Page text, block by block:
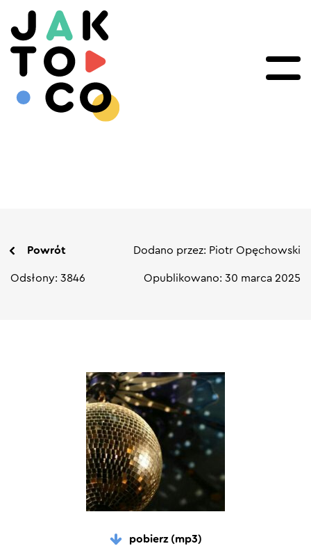
Powrót Dodano przez: Piotr Opęchowski
Odsłony: 3846 Opublikowano: 30 marca 2025
pobierz (mp3)